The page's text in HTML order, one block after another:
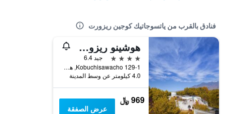
فنادق بالقرب من ياتسوجاتيك كوجين ريزورت
هوشينو ريزورتس ريسونير ياتسوجاتاكي
4 نجوم
جيد 6.4
129-1 Kobuchisawacho, هوكوتو, اليابان
4.0 كيلومتر عن وسط المدينة
969 ﷼
عرض الصفقة